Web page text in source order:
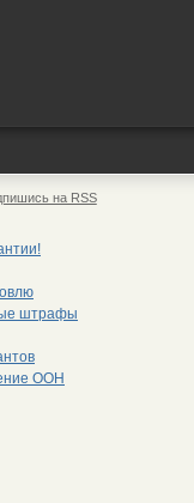
на RSS
штрафы
ООН